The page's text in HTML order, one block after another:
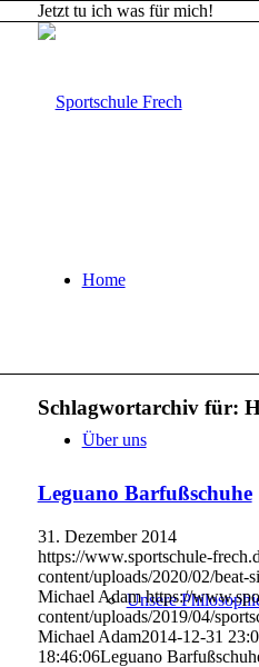
Jetzt tu ich was für mich!
Home
Über uns
Unsere
Schlagwortarchiv für:
Leguano Barfußschuhe
31. Dezember 2014
https://www.sportschule-
content/uploads/2020/02/beat-
Michael Adam https://
content/uploads/2019/04/
Michael Adam2014-12-31
18:46:06Leguano